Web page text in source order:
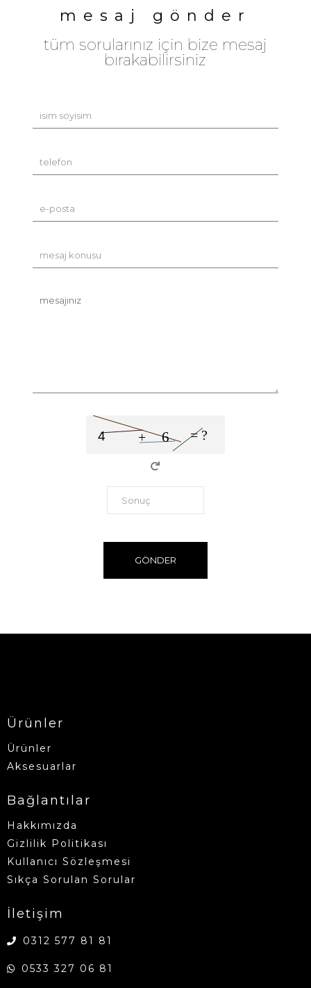
mesaj gönder
tüm sorularınız için bize mesaj
bırakabilirsiniz
Ürünler
Ürünler
Aksesuarlar
Bağlantılar
Hakkımızda
Gizlilik Politikası
Kullanıcı Sözleşmesi
Sıkça Sorulan Sorular
İletişim
0312 577 81 81
0533 327 06 81